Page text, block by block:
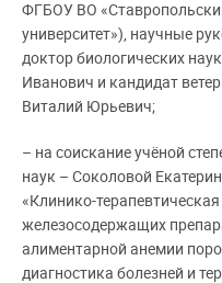
ФГБОУ ВО
университет»), научные
доктор биологических
Иванович и кандидат
Виталий Юрьевич;
– на соискание учёной
наук – Соколовой
«Клинико-
железосодержащих
алиментарной анемии
диагностика болезней и